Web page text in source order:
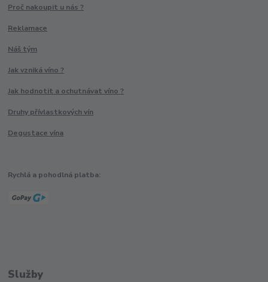
Proč nakoupit u nás ?
Reklamace
Náš tým
Jak vzniká víno ?
Jak hodnotit a ochutnávat víno ?
Druhy přívlastkových vín
Degustace vína
Rychlá a pohodlná platba:
Služby